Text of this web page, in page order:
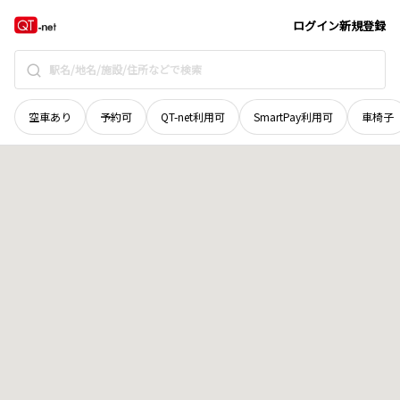
ログイン新規登録
空車あり 予約可 QT-net利用可 SmartPay利用可 車椅子
石川県